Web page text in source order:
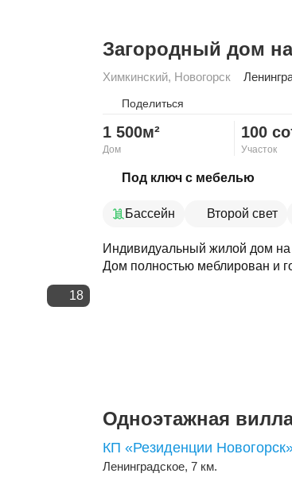
18
Загородный дом на
Химкинский, Новогорск
Поделиться
Скопировать ссылку
1 500м²
Дом
100
Участок
Под ключ с мебелью
Бассейн Второй свет
Индивидуальный жилой дом на
Дом полностью меблирован и
Одноэтажная
КП «Резиденции
Ленинградское, 7 км.